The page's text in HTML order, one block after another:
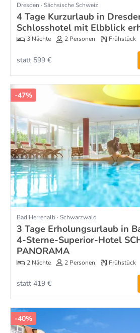
Dresden · Sächsische Schweiz
4 Tage Kurzurlaub in
Schlosshotel mit Elbblick
3 Nächte 2 Personen Frühstück
statt 599 €
-47%
Bad Herrenalb · Schwarzwald
3 Tage Erholungsurlaub in
4-Sterne-Superior-Hotel
PANORAMA
2 Nächte 2 Personen Frühstück
statt 419 €
-40%